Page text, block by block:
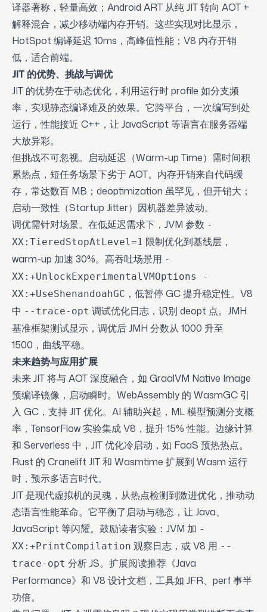
译器著称，轻量高效；Android ART 从纯 JIT 转向 AOT +
解释混合，减少移动端内存开销。这些实现对比显示，
HotSpot 编译延迟 10ms，高峰值性能；V8 内存开销
低，适合前端。
JIT 的优势、挑战与调优
JIT 的优势在于动态优化，利用运行时 profile 如分支频
率，实现静态编译难及的效果。它跨平台，一次编写到处
运行，性能接近 C++，让 JavaScript 等语言在服务器端
大放异彩。
但挑战不可忽视。启动延迟（Warm-up Time）需时间积
累热点，短任务场景下劣于 AOT。内存开销来自代码缓
存，常达数百 MB；deoptimization 虽罕见，但开销大；
启动一致性（Startup Jitter）因机器差异波动。
调优需针对场景。在低延迟需求下，JVM 参数 -
XX:TieredStopAtLevel=1 限制优化到基线层，
warm-up 加速 30%。高吞吐场景用 -
XX:+UnlockExperimentalVMOptions -
XX:+UseShenandoahGC ，低暂停 GC 提升稳定性。V8
中 --trace-opt 调试优化日志，识别 deopt 点。JMH
基准框架测试显示，调优后 JMH 分数从 1000 升至
1500，曲线平稳。
未来趋势与应用扩展
未来 JIT 将与 AOT 深度融合，如 GraalVM Native Image
预编译镜像，启动瞬时。WebAssembly 的 WasmGC 引
入 GC，支持 JIT 优化。AI 辅助兴起，ML 模型预测分支概
率，TensorFlow 实验集成 V8，提升 15% 性能。边缘计算
和 Serverless 中，JIT 优化冷启动，如 FaaS 预热热点。
Rust 的 Cranelift JIT 和 Wasmtime 扩展到 Wasm 运行
时，预示多语言时代。
JIT 是现代虚拟机的灵魂，从热点检测到激进优化，推动动
态语言性能革命。它平衡了启动与稳态，让 Java、
JavaScript 等闪耀。鼓励读者实验：JVM 加 -
XX:+PrintCompilation 观察日志，或 V8 用 --
trace-opt 分析 JS。扩展阅读推荐《Java
Performance》和 V8 设计文档，工具如 JFR、perf 事半
功倍。